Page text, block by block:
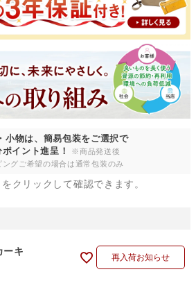
小物は、簡易包装をご選択で
イント進呈！
※商品発送後
グご希望の場合は通常包装のみ
クリックして確認できます。
ーキ
再入荷お知らせ